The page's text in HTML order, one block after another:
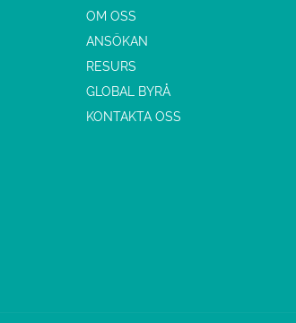
OM OSS
ANSÖKAN
RESURS
GLOBAL BYRÅ
KONTAKTA OSS